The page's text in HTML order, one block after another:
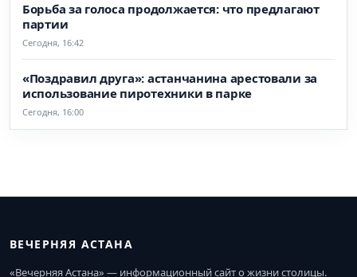
Борьба за голоса продолжается: что предлагают
партии
Сегодня, 16:42
«Поздравил друга»: астанчанина арестовали за
использование пиротехники в парке
Сегодня, 16:00
ВЕЧЕРНЯЯ АСТАНА
«Вечерняя Астана» — информационный сайт о жизни столицы.